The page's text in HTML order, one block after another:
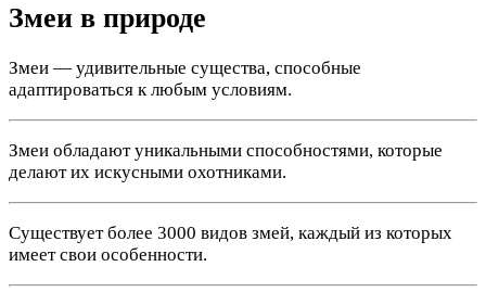
Змеи в природе
Змеи — удивительные существа, способные
адаптироваться к любым условиям.
Змеи обладают уникальными способностями, которые
делают их искусными охотниками.
Существует более 3000 видов змей, каждый из которых
имеет свои особенности.